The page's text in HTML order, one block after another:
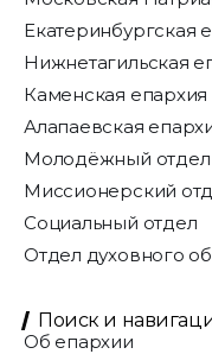
Екатеринбургская
Нижнетагильская
Каменская епархия
Алапаевская
Молодёжный отдел
Миссионерский
Социальный отдел
Отдел духовного
Поиск и
Об епархии